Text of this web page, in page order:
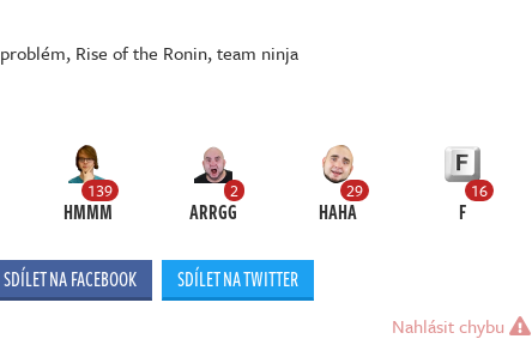
problém, Rise of the Ronin,team ninja
139
HMMM
2
ARRGG
29
HAHA
16
F
SDÍLET NA FACEBOOK SDÍLET NA TWITTER
Nahlásit chybu